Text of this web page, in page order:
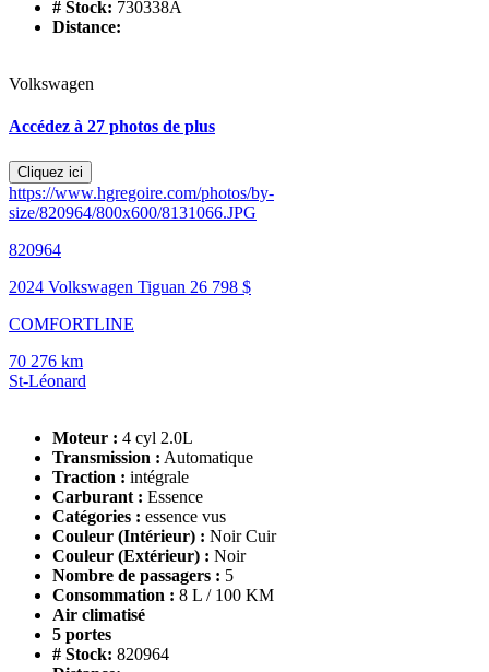
# Stock: 730338A
Distance:
Volkswagen
Accédez à 27 photos de plus
Cliquez ici
https://www.hgregoire.com/photos/by-
size/820964/800x600/8131066.JPG
820964
2024 Volkswagen Tiguan 26 798 $
COMFORTLINE
70 276 km
St-Léonard
Moteur : 4 cyl 2.0L
Transmission : Automatique
Traction : intégrale
Carburant : Essence
Catégories : essence vus
Couleur (Intérieur) : Noir Cuir
Couleur (Extérieur) : Noir
Nombre de passagers : 5
Consommation : 8 L / 100 KM
Air climatisé
5 portes
# Stock: 820964